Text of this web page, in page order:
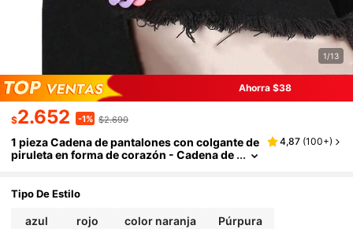
1/13
Ahorra $38
$2.652 -1% $2.690
1 pieza Cadena de pantalones con colgante de
piruleta en forma de corazón - Cadena de
dena de pantalones punk hip hop
4,87 (100+)
Tipo De Estilo
azul rojo color naranja Púrpura